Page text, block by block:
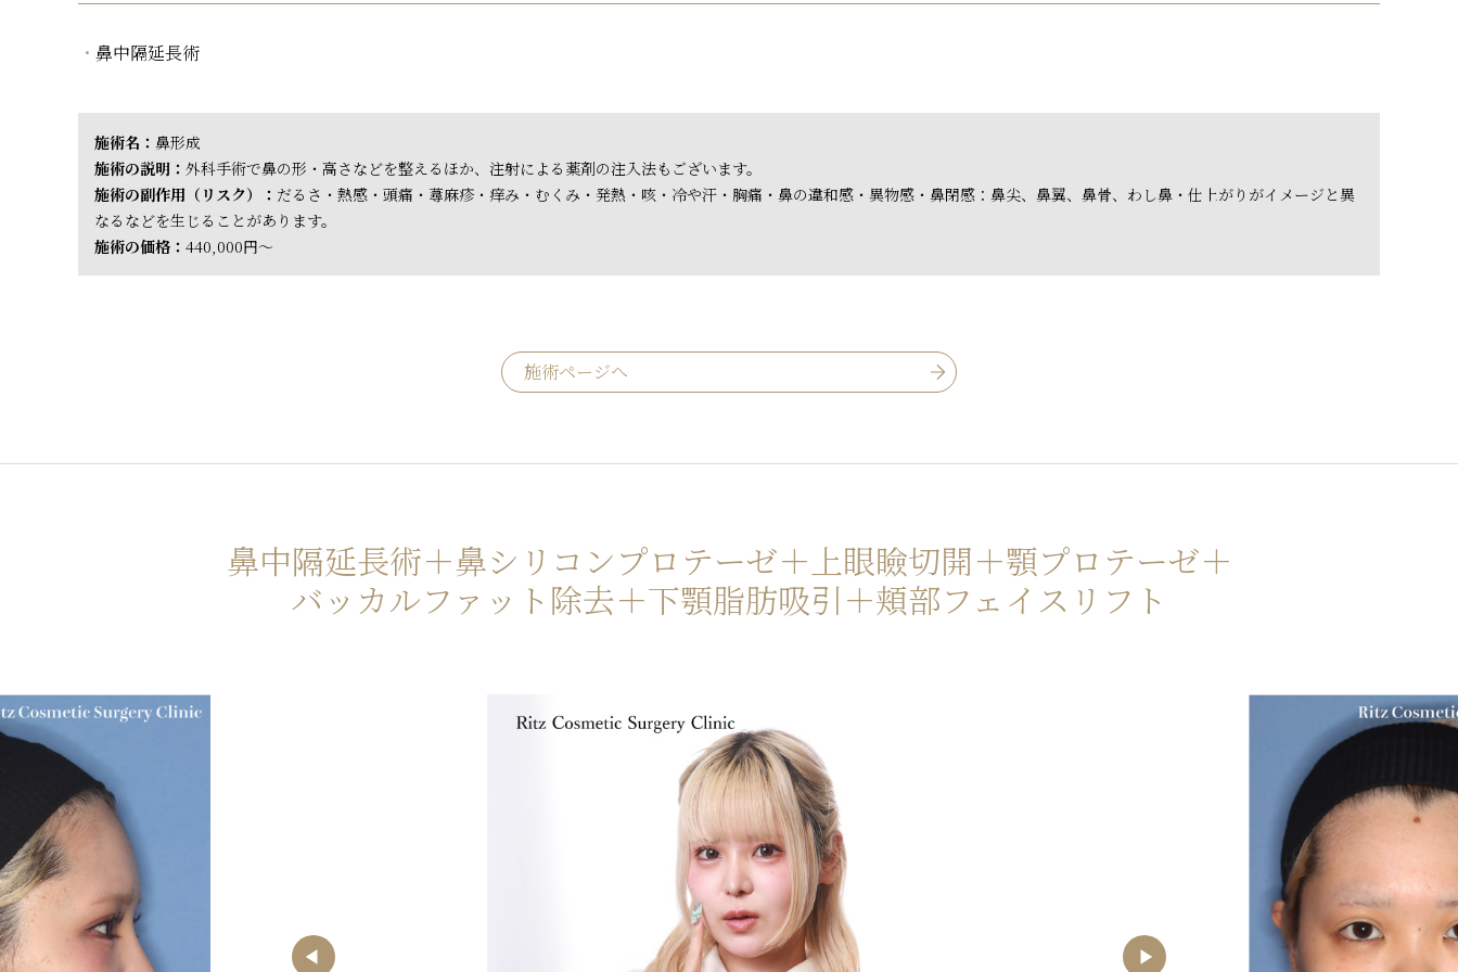
鼻中隔延長術
施術名： 鼻形成
施術の説明： 外科手術で鼻の形・高さなどを整えるほか、注射による薬剤の注入法もございます。
施術の副作用（リスク）： だるさ・熱感・頭痛・蕁麻疹・痒み・むくみ・発熱・咳・冷や汗・胸痛・鼻の違和感・異物感・鼻閉感：鼻尖、鼻翼、鼻骨、わし鼻・仕上がりがイメージと異
なるなどを生じることがあります。
施術の価格： 440,000円～
施術ページへ
鼻中隔延長術＋鼻シリコンプロテーゼ＋ 上眼瞼切開＋顎プロテーゼ＋
バッカルファット除去＋下顎脂肪吸引＋頬部フェイスリフト